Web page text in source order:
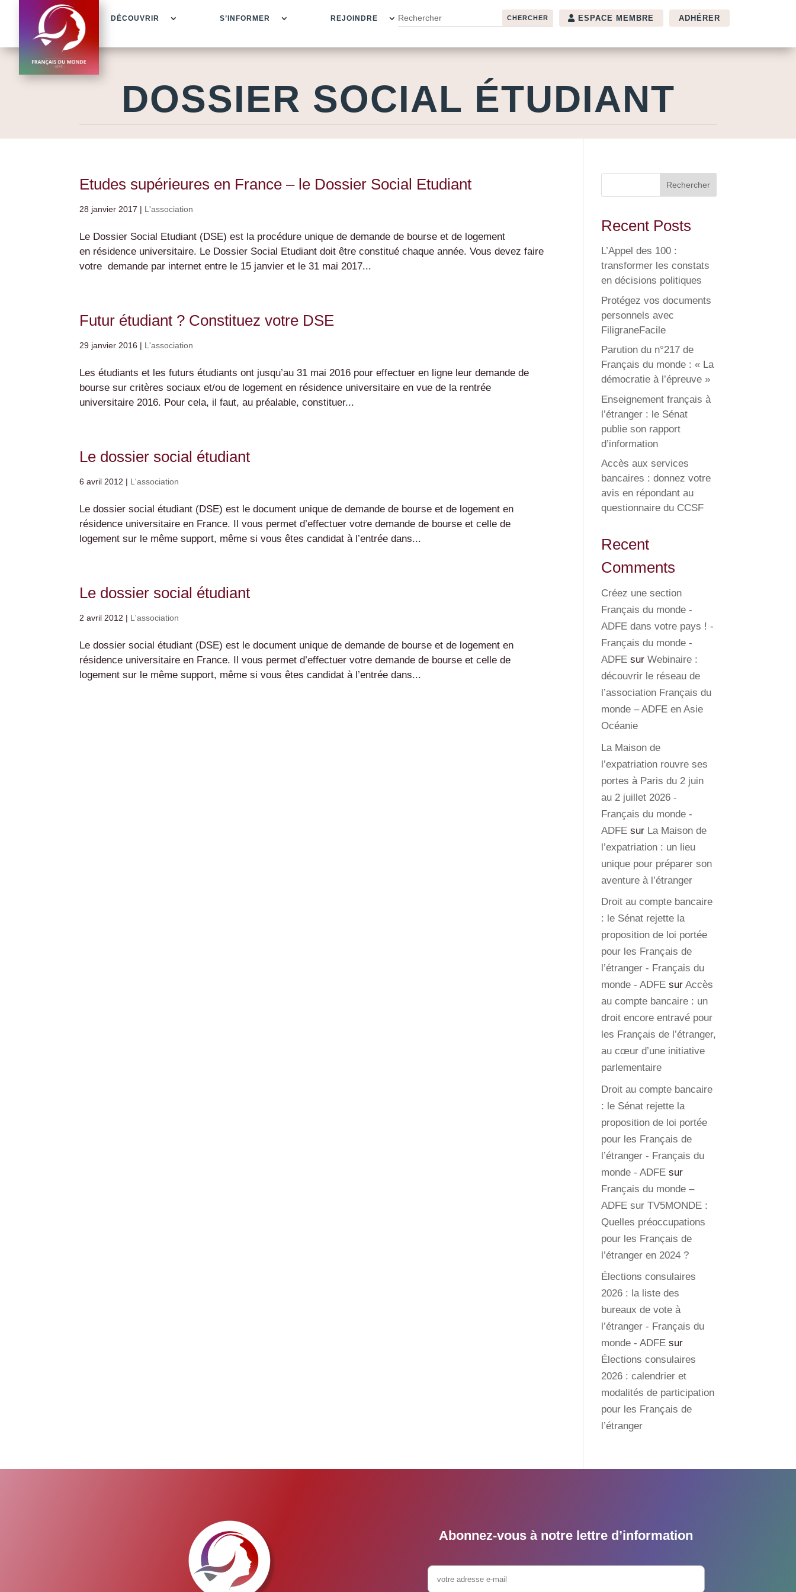
DÉCOUVRIR S’INFORMER REJOINDRE ESPACE MEMBRE ADHÉRER
DOSSIER SOCIAL ÉTUDIANT
Etudes supérieures en France – le Dossier Social Etudiant
28 janvier 2017 | L'association
Le Dossier Social Etudiant (DSE) est la procédure unique de demande de bourse et de logement
en résidence universitaire. Le Dossier Social Etudiant doit être constitué chaque année. Vous devez faire
votre demande par internet entre le 15 janvier et le 31 mai 2017...
Futur étudiant ? Constituez votre DSE
29 janvier 2016 | L'association
Les étudiants et les futurs étudiants ont jusqu’au 31 mai 2016 pour effectuer en ligne leur demande de
bourse sur critères sociaux et/ou de logement en résidence universitaire en vue de la rentrée
universitaire 2016. Pour cela, il faut, au préalable, constituer...
Le dossier social étudiant
6 avril 2012 | L'association
Le dossier social étudiant (DSE) est le document unique de demande de bourse et de logement en
résidence universitaire en France. Il vous permet d’effectuer votre demande de bourse et celle de
logement sur le même support, même si vous êtes candidat à l’entrée dans...
Le dossier social étudiant
2 avril 2012 | L'association
Le dossier social étudiant (DSE) est le document unique de demande de bourse et de logement en
résidence universitaire en France. Il vous permet d’effectuer votre demande de bourse et celle de
logement sur le même support, même si vous êtes candidat à l’entrée dans...
Rechercher
Recent Posts
L’Appel des 100 :
transformer les constats
en décisions politiques
Protégez vos documents
personnels avec
FiligraneFacile
Parution du n°217 de
Français du monde : « La
démocratie à l’épreuve »
Enseignement français à
l’étranger : le Sénat
publie son rapport
d’information
Accès aux services
bancaires : donnez votre
avis en répondant au
questionnaire du CCSF
Recent
Comments
Créez une section
Français du monde -
ADFE dans votre pays ! -
Français du monde -
ADFE surWebinaire :
découvrir le réseau de
l’association Français du
monde – ADFE en Asie
Océanie
La Maison de
l’expatriation rouvre ses
portes à Paris du 2 juin
au 2 juillet 2026 -
Français du monde -
ADFE sur La Maison de
l’expatriation : un lieu
unique pour préparer son
aventure à l’étranger
Droit au compte bancaire
: le Sénat rejette la
proposition de loi portée
pour les Français de
l’étranger - Français du
monde - ADFE surAccès
au compte bancaire : un
droit encore entravé pour
les Français de l’étranger,
au cœur d’une initiative
parlementaire
Droit au compte bancaire
: le Sénat rejette la
proposition de loi portée
pour les Français de
l’étranger - Français du
monde - ADFE sur
Français du monde –
ADFE sur TV5MONDE :
Quelles préoccupations
pour les Français de
l’étranger en 2024 ?
Élections consulaires
2026 : la liste des
bureaux de vote à
l’étranger - Français du
monde - ADFE sur
Élections consulaires
2026 : calendrier et
modalités de participation
pour les Français de
l’étranger
Abonnez-vous à notre lettre d’information